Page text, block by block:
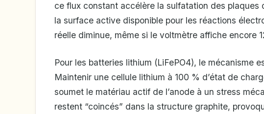
ce flux constant accélère la sulfatation des
la surface active disponible pour les réactions
réelle diminue, même si le voltmètre affiche encore
Pour les batteries lithium (LiFePO4), le mécanisme
Maintenir une cellule lithium à 100 % d’état de
soumet le matériau actif de l’anode à un stress
restent “coincés” dans la structure graphite,